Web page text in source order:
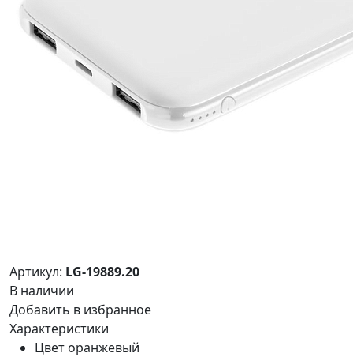
Артикул: LG-19889.20
В наличии
Добавить в избранное
Характеристики
Цвет оранжевый